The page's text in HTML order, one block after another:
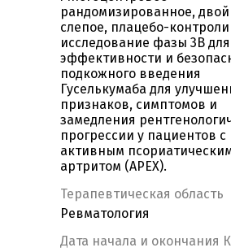
рандомизированное,
слепое, плацебо-
исследование фазы 3B
эффективности и
подкожного введения
Гуселькумаба для
признаков, симптомов и
замедления
прогрессии у пациентов с
активным
артритом (APEX).
Терапевтическая область
Ревматология
Дата начала и окончания